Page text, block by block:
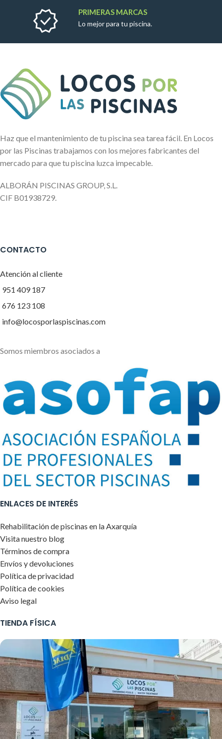
PRIMERAS MARCAS
Lo mejor para tu piscina.
Haz que el mantenimiento de tu piscina sea tarea fácil. En Locos
por las Piscinas trabajamos con los mejores fabricantes del
mercado para que tu piscina luzca impecable.
ALBORÁN PISCINAS GROUP, S.L.
CIF B01938729.
CONTACTO
Atención al cliente
951 409 187
676 123 108
info@locosporlaspiscinas.com
Somos miembros asociados a
ENLACES DE INTERÉS
Rehabilitación de piscinas en la Axarquía
Visita nuestro blog
Términos de compra
Envíos y devoluciones
Política de privacidad
Política de cookies
Aviso legal
TIENDA FÍSICA